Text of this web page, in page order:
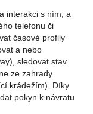
interakci s ním, a
telefonu či
časové profily
a nebo
sledovat stav
ze zahrady
krádežím). Díky
pokyn k návratu